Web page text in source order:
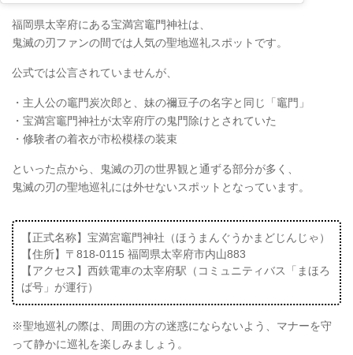
福岡県太宰府にある宝満宮竈門神社は、
鬼滅の刃ファンの間では人気の聖地巡礼スポットです。
公式では公言されていませんが、
・主人公の竈門炭次郎と、妹の禰豆子の名字と同じ「竈門」
・宝満宮竈門神社が太宰府庁の鬼門除けとされていた
・修験者の着衣が市松模様の装束
といった点から、鬼滅の刃の世界観と通ずる部分が多く、
鬼滅の刃の聖地巡礼には外せないスポットとなっています。
【正式名称】宝満宮竈門神社（ほうまんぐうかまどじんじゃ）
【住所】〒818-0115 福岡県太宰府市内山883
【アクセス】西鉄電車の太宰府駅（コミュニティバス「まほろ
ば号」が運行）
※聖地巡礼の際は、周囲の方の迷惑にならないよう、マナーを守
って静かに巡礼を楽しみましょう。